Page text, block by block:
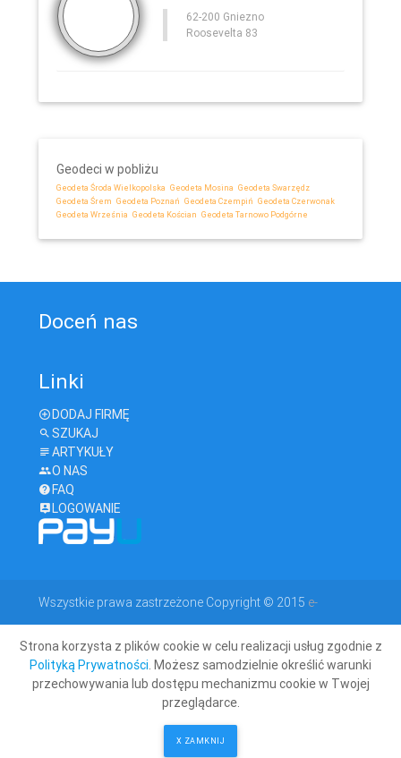
62-200 Gniezno
Roosevelta 83
Geodeci w pobliżu
Geodeta Środa Wielkopolska Geodeta Mosina Geodeta Swarzędz
Geodeta Śrem Geodeta Poznań Geodeta Czempiń Geodeta Czerwonak
Geodeta Września Geodeta Kościan Geodeta Tarnowo Podgórne
Doceń nas
Linki
DODAJ FIRMĘ
SZUKAJ
ARTYKUŁY
O NAS
FAQ
LOGOWANIE
Wszystkie prawa zastrzeżone Copyright © 2015 e-
geodeta.com
Strona korzysta z plików cookie w celu realizacji usług zgodnie z
Polityką Prywatności . Możesz samodzielnie określić warunki
przechowywania lub dostępu mechanizmu cookie w Twojej
przeglądarce.
X ZAMKNIJ